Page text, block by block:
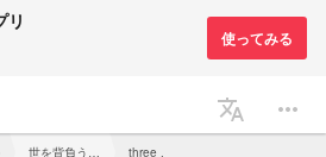
リ
translate more_horiz
three .